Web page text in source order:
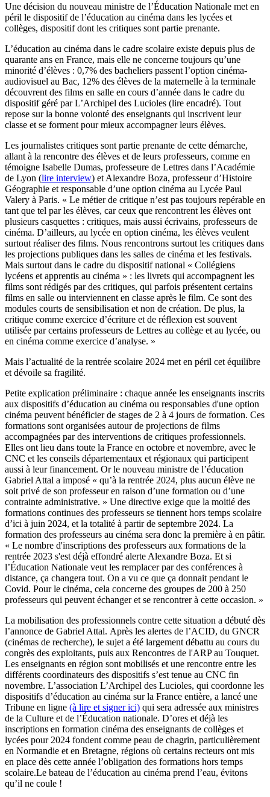
Une décision du nouveau ministre de l’Éducation Nationale met en
péril le dispositif de l’éducation au cinéma dans les lycées et
collèges, dispositif dont les critiques sont partie prenante.
L’éducation au cinéma dans le cadre scolaire existe depuis plus de
quarante ans en France, mais elle ne concerne toujours qu’une
minorité d’élèves : 0,7% des bacheliers passent l’option cinéma-
audiovisuel au Bac, 12% des élèves de la maternelle à la terminale
découvrent des films en salle en cours d’année dans le cadre du
dispositif géré par L’Archipel des Lucioles (lire encadré). Tout
repose sur la bonne volonté des enseignants qui inscrivent leur
classe et se forment pour mieux accompagner leurs élèves.
Les journalistes critiques sont partie prenante de cette démarche,
allant à la rencontre des élèves et de leurs professeurs, comme en
témoigne Isabelle Dumas, professeure de Lettres dans l’Académie
de Lyon (lire interview) et Alexandre Boza, professeur d’Histoire
Géographie et responsable d’une option cinéma au Lycée Paul
Valery à Paris. « Le métier de critique n’est pas toujours repérable en
tant que tel par les élèves, car ceux que rencontrent les élèves ont
plusieurs casquettes : critiques, mais aussi écrivains, professeurs de
cinéma. D’ailleurs, au lycée en option cinéma, les élèves veulent
surtout réaliser des films. Nous rencontrons surtout les critiques dans
les projections publiques dans les salles de cinéma et les festivals.
Mais surtout dans le cadre du dispositif national « Collégiens
lycéens et apprentis au cinéma » : les livrets qui accompagnent les
films sont rédigés par des critiques, qui parfois présentent certains
films en salle ou interviennent en classe après le film. Ce sont des
modules courts de sensibilisation et non de création. De plus, la
critique comme exercice d’écriture et de réflexion est souvent
utilisée par certains professeurs de Lettres au collège et au lycée, ou
en cinéma comme exercice d’analyse. »
Mais l’actualité de la rentrée scolaire 2024 met en péril cet équilibre
et dévoile sa fragilité.
Petite explication préliminaire : chaque année les enseignants inscrits
aux dispositifs d’éducation au cinéma ou responsables d'une option
cinéma peuvent bénéficier de stages de 2 à 4 jours de formation. Ces
formations sont organisées autour de projections de films
accompagnées par des interventions de critiques professionnels.
Elles ont lieu dans toute la France en octobre et novembre, avec le
CNC et les conseils départementaux et régionaux qui participent
aussi à leur financement. Or le nouveau ministre de l’éducation
Gabriel Attal a imposé « qu’à la rentrée 2024, plus aucun élève ne
soit privé de son professeur en raison d’une formation ou d’une
contrainte administrative. » Une directive exige que la moitié des
formations continues des professeurs se tiennent hors temps scolaire
d’ici à juin 2024, et la totalité à partir de septembre 2024. La
formation des professeurs au cinéma sera donc la première à en pâtir.
« Le nombre d'inscriptions des professeurs aux formations de la
rentrée 2023 s'est déjà effondré alerte Alexandre Boza. Et si
l’Éducation Nationale veut les remplacer par des conférences à
distance, ça changera tout. On a vu ce que ça donnait pendant le
Covid. Pour le cinéma, cela concerne des groupes de 200 à 250
professeurs qui peuvent échanger et se rencontrer à cette occasion. »
La mobilisation des professionnels contre cette situation a débuté dès
l’annonce de Gabriel Attal. Après les alertes de l’ACID, du GNCR
(cinémas de recherche), le sujet a été largement débattu au cours du
congrès des exploitants, puis aux Rencontres de l'ARP au Touquet.
Les enseignants en région sont mobilisés et une rencontre entre les
différents coordinateurs des dispositifs s’est tenue au CNC fin
novembre. L’association L’Archipel des Lucioles, qui coordonne les
dispositifs d’éducation au cinéma sur la France entière, a lancé une
Tribune en ligne (à lire et signer ici) qui sera adressée aux ministres
de la Culture et de l’Éducation nationale. D’ores et déjà les
inscriptions en formation cinéma des enseignants de collèges et
lycées pour 2024 fondent comme peau de chagrin, particulièrement
en Normandie et en Bretagne, régions où certains recteurs ont mis
en place dès cette année l’obligation des formations hors temps
scolaire.Le bateau de l’éducation au cinéma prend l’eau, évitons
qu’il ne coule !